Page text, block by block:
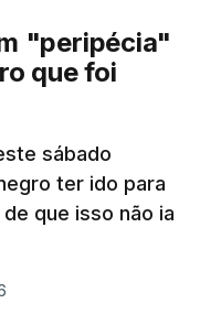
"peripécia"
que foi
sábado
ter ido para
que isso não ia